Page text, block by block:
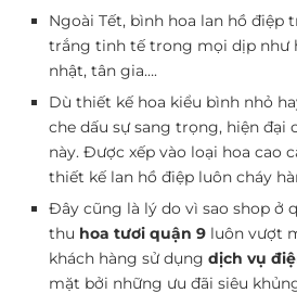
Ngoài Tết, bình hoa lan hồ điệp
trắng tinh tế trong mọi dịp như
nhật, tân gia….
Dù thiết kế hoa kiểu bình nhỏ
che dấu sự sang trọng, hiện đại
này. Được xếp vào loại hoa cao
thiết kế lan hồ điệp luôn cháy
Đây cũng là lý do vì sao shop ở
thu hoa tươi quận 9 luôn vượt
khách hàng sử dụng dịch vụ
mặt bởi những ưu đãi siêu